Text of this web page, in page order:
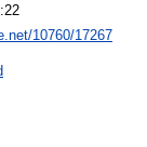
10760/17267